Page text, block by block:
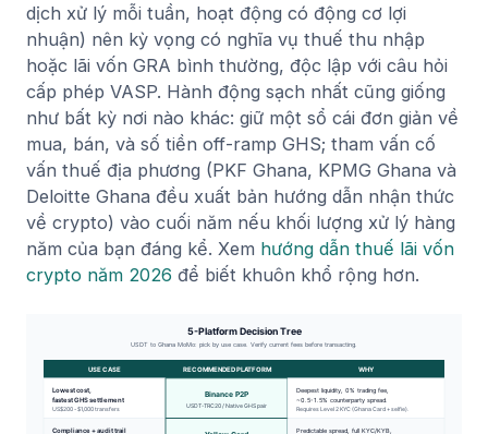
dịch xử lý mỗi tuần, hoạt động có động cơ lợi
nhuận) nên kỳ vọng có nghĩa vụ thuế thu nhập
hoặc lãi vốn GRA bình thường, độc lập với câu hỏi
cấp phép VASP. Hành động sạch nhất cũng giống
như bất kỳ nơi nào khác: giữ một sổ cái đơn giản về
mua, bán, và số tiền off-ramp GHS; tham vấn cố
vấn thuế địa phương (PKF Ghana, KPMG Ghana và
Deloitte Ghana đều xuất bản hướng dẫn nhận thức
về crypto) vào cuối năm nếu khối lượng xử lý hàng
năm của bạn đáng kể. Xem hướng dẫn thuế lãi vốn
crypto năm 2026 để biết khuôn khổ rộng hơn.